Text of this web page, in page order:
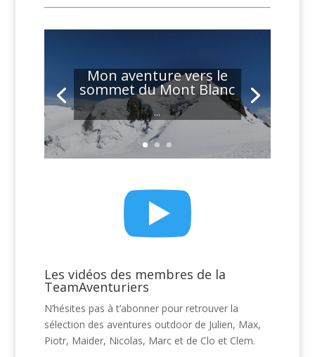
Mon aventure vers le
sommet du Mont Blanc
...

Les vidéos des membres de la
TeamAventuriers
N’hésites pas à t’abonner pour retrouver la
sélection des aventures outdoor de Julien, Max,
Piotr, Maider, Nicolas, Marc et de Clo et Clem.